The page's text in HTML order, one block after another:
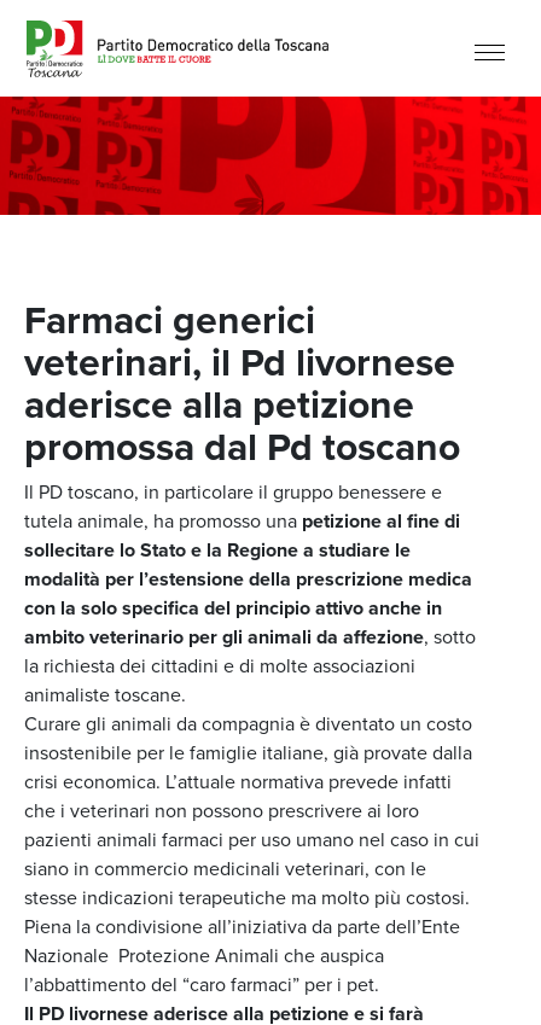
Farmaci generici
veterinari, il Pd livornese
aderisce alla petizione
promossa dal Pd toscano
Il PD toscano, in particolare il gruppo benessere e
tutela animale, ha promosso una petizione al fine di
sollecitare lo Stato e la Regione a studiare le
modalità per l’estensione della prescrizione medica
con la solo specifica del principio attivo anche in
ambito veterinario per gli animali da affezione, sotto
la richiesta dei cittadini e di molte associazioni
animaliste toscane.
Curare gli animali da compagnia è diventato un costo
insostenibile per le famiglie italiane, già provate dalla
crisi economica. L’attuale normativa prevede infatti
che i veterinari non possono prescrivere ai loro
pazienti animali farmaci per uso umano nel caso in cui
siano in commercio medicinali veterinari, con le
stesse indicazioni terapeutiche ma molto più costosi.
Piena la condivisione all’iniziativa da parte dell’Ente
Nazionale Protezione Animali che auspica
l’abbattimento del “caro farmaci” per i pet.
Il PD livornese aderisce alla petizione e si farà